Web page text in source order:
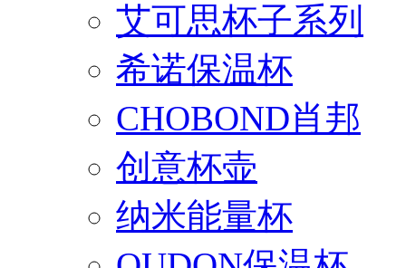
艾可思杯子系列
希诺保温杯
CHOBOND肖邦
创意杯壶
纳米能量杯